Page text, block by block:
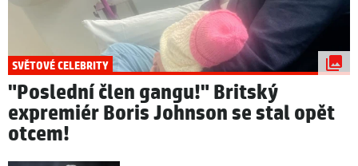
SVĚTOVÉ CELEBRITY
"Poslední člen gangu!" Britský
expremiér Boris Johnson se stal opět
otcem!